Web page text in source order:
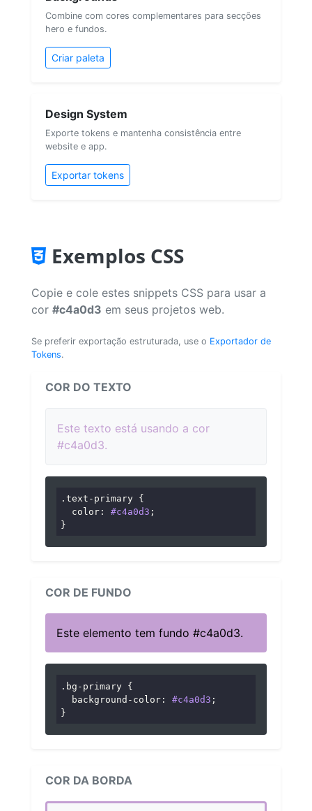
Combine com cores complementares para secções
hero e fundos.
Criar paleta
Design System
Exporte tokens e mantenha consistência entre
website e app.
Exportar tokens
Exemplos CSS
Copie e cole estes snippets CSS para usar a
cor #c4a0d3 em seus projetos web.
Se preferir exportação estruturada, use o Exportador de
Tokens.
COR DO TEXTO
Este texto está usando a cor
#c4a0d3.
.text-primary {
color : #c4a0d3 ;
}
COR DE FUNDO
Este elemento tem fundo #c4a0d3.
.bg-primary {
background-color : #c4a0d3 ;
}
COR DA BORDA